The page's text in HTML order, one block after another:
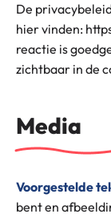
De
hier vinden:
reactie is
zichtbaar in de
Media
Voorgestelde
bent en